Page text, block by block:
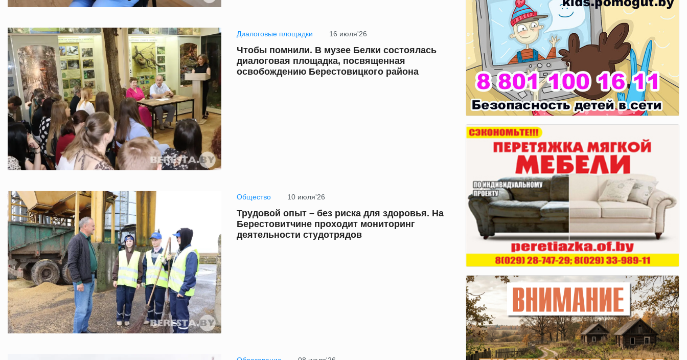
Диалоговые площадки 16 июля'26
Чтобы помнили. В музее Белки состоялась
диалоговая площадка, посвященная
освобождению Берестовицкого района
Общество 10 июля'26
Трудовой опыт – без риска для здоровья. На
Берестовитчине проходит мониторинг
деятельности студотрядов